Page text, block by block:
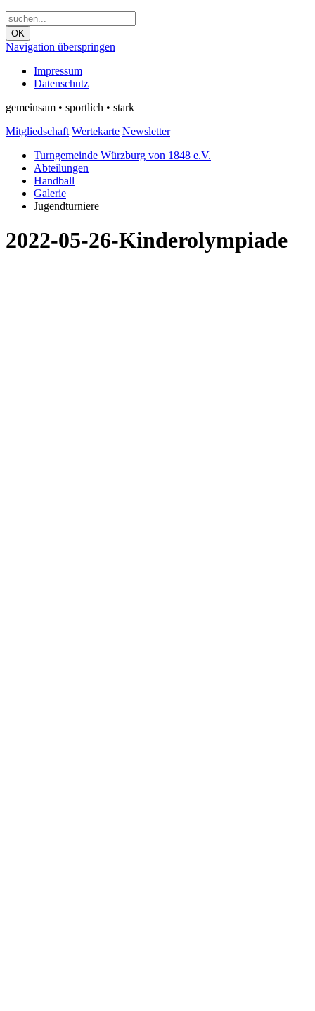
OK
Navigation überspringen
Impressum
Datenschutz
gemeinsam • sportlich • stark
Mitgliedschaft Wertekarte Newsletter
Turngemeinde Würzburg von 1848 e.V.
Abteilungen
Handball
Galerie
Jugendturniere
2022-05-26-Kinderolympiade